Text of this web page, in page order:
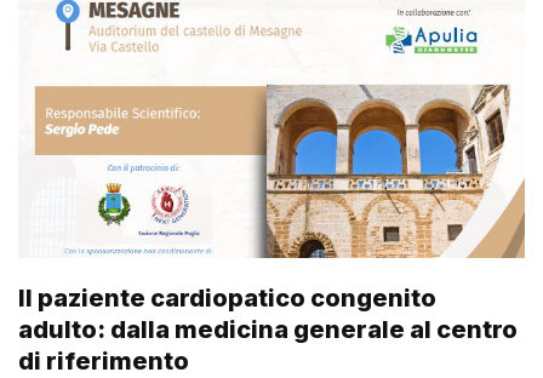
Il paziente cardiopatico congenito
adulto: dalla medicina generale al centro
di riferimento